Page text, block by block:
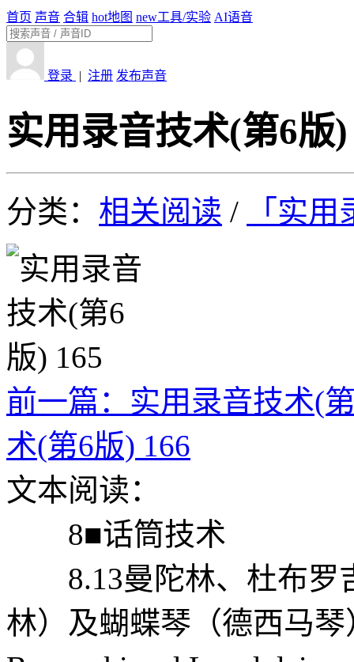
首页 声音 合辑 hot地图 new工具/实验 AI语音
登录 | 注册 发布声音
实用录音技术(第6版)
分类： 相关阅读 / 「实
前一篇：实用录音技术(
术(第6版) 166
文本阅读：
8■话筒技术
8.13曼陀林、杜布罗
林）及蝴蝶琴（德西马